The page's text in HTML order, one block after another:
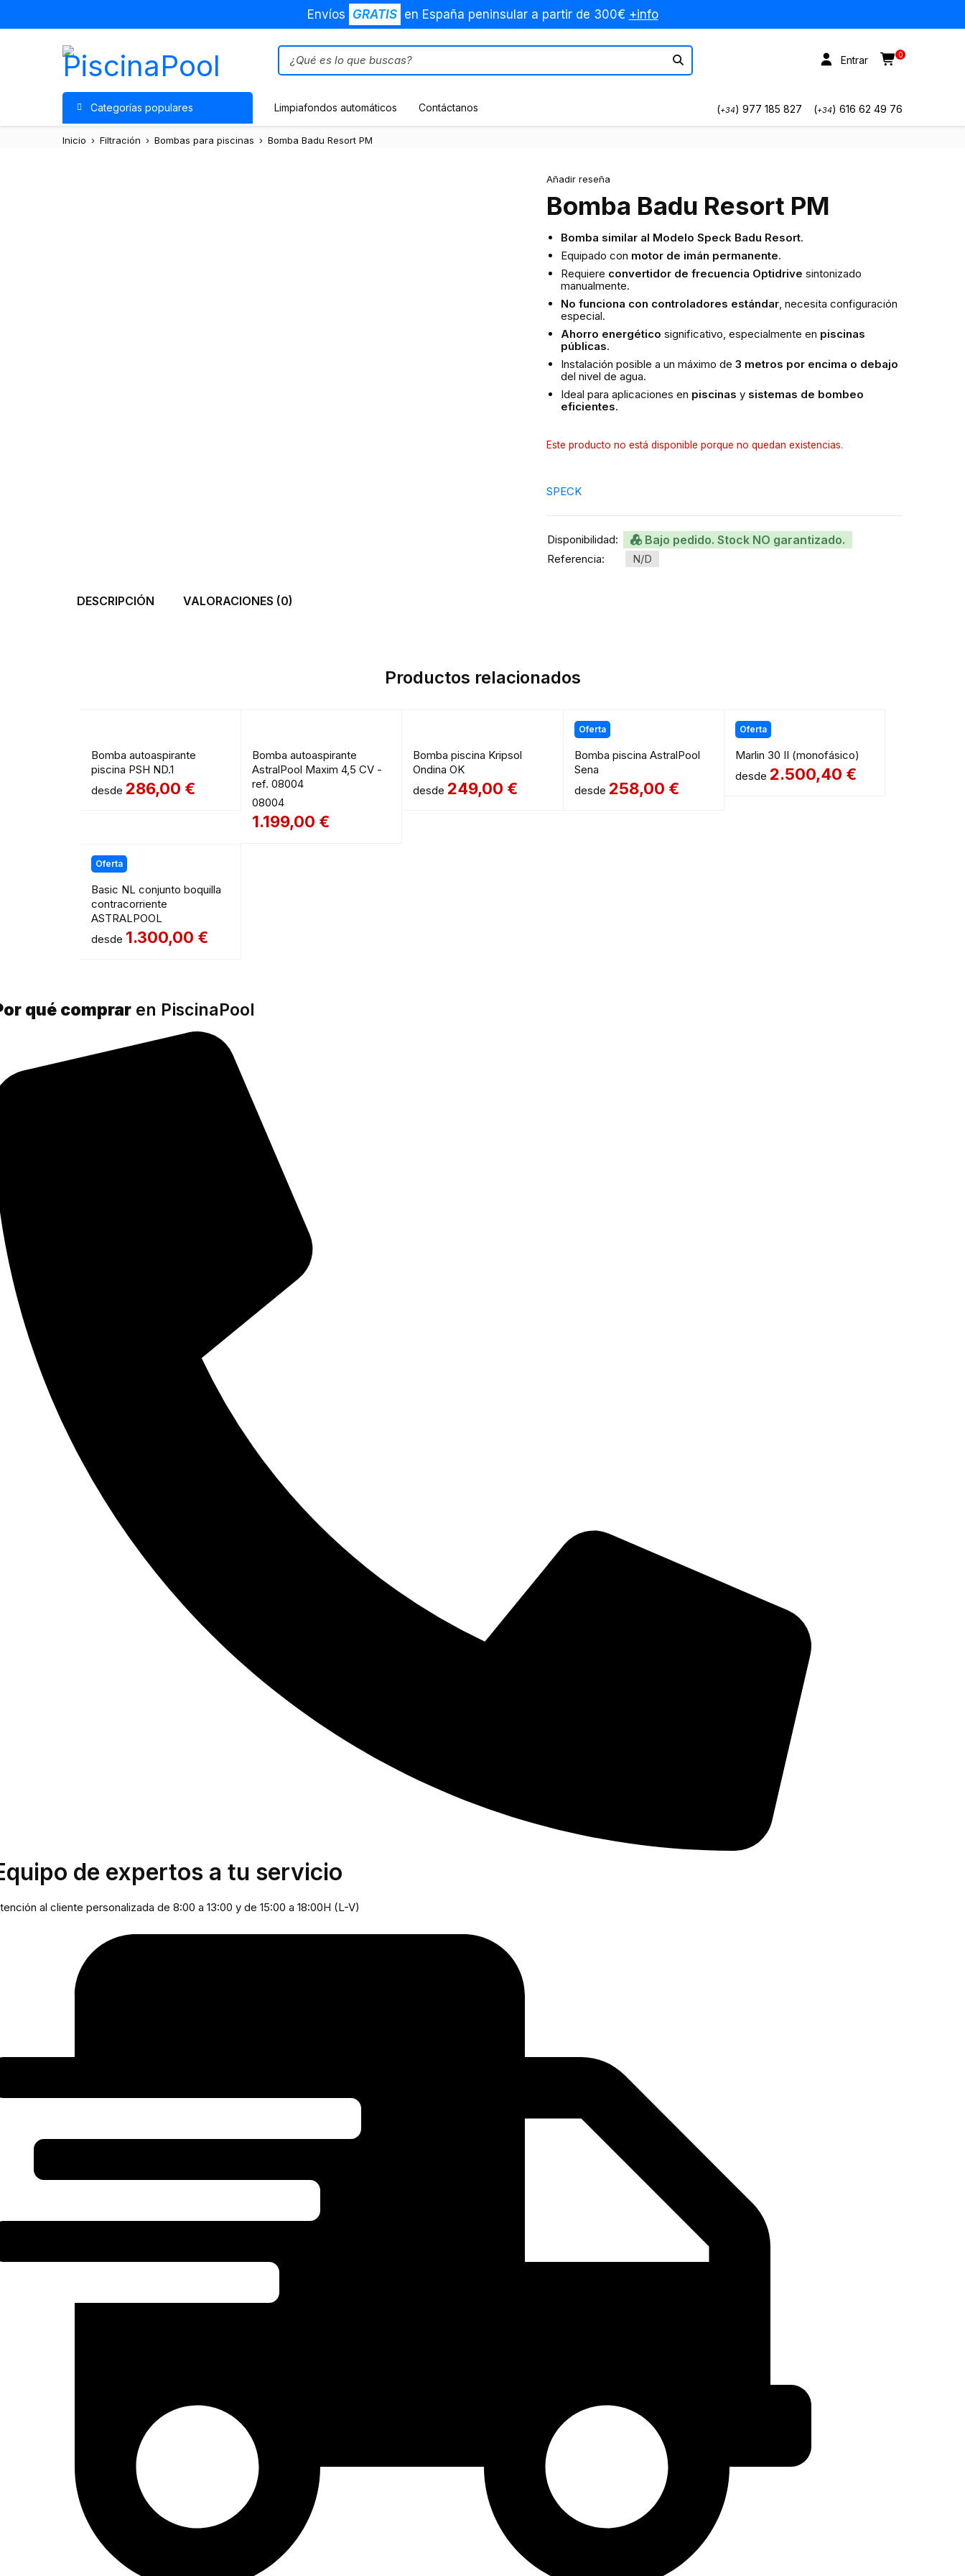
Envíos GRATIS en España peninsular a partir de 300€ +info
0
Entrar
Categorías populares Limpiafondos automáticos Contáctanos (+34) 977 185 827 (+34) 616 62 49 76
Inicio › Filtración › Bombas para piscinas › Bomba Badu Resort PM
Añadir reseña
Bomba Badu Resort PM
Bomba similar al Modelo Speck Badu Resort.
Equipado con motor de imán permanente.
Requiere convertidor de frecuencia Optidrive sintonizado
manualmente.
No funciona con controladores estándar, necesita configuración
especial.
Ahorro energético significativo, especialmente en piscinas
públicas.
Instalación posible a un máximo de 3 metros por encima o debajo
del nivel de agua.
Ideal para aplicaciones en piscinas y sistemas de bombeo
eficientes.
Este producto no está disponible porque no quedan existencias.
SPECK
Disponibilidad: Bajo pedido. Stock NO garantizado.
Referencia: N/D
DESCRIPCIÓN VALORACIONES (0)
Productos relacionados
Bomba autoaspirante
piscina PSH ND.1
desde 286,00 €
Bomba autoaspirante
AstralPool Maxim 4,5 CV -
ref. 08004
08004
1.199,00 €
Bomba piscina Kripsol
Ondina OK
desde 249,00 €
Oferta
Bomba piscina AstralPool
Sena
desde 258,00 €
Oferta
Marlin 30 II (monofásico)
desde 2.500,40 €
Oferta
Basic NL conjunto boquilla
contracorriente
ASTRALPOOL
desde 1.300,00 €
qué comprar en PiscinaPool
de expertos a tu servicio
al cliente personalizada de 8:00 a 13:00 y de 15:00 a 18:00H (L-V)